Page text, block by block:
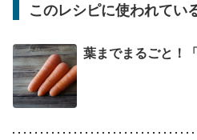
このレシピに使われてい
葉までまるごと！